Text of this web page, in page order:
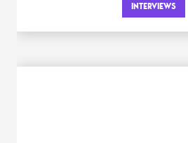
INTERVIEWS